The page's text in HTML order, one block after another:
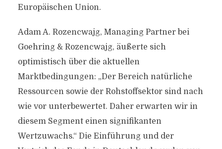
Europäischen Union.
Adam A. Rozencwajg, Managing Partner bei
Goehring & Rozencwajg, äußerte sich
optimistisch über die aktuellen
Marktbedingungen: „Der Bereich natürliche
Ressourcen sowie der Rohstoffsektor sind nach
wie vor unterbewertet. Daher erwarten wir in
diesem Segment einen signifikanten
Wertzuwachs.“ Die Einführung und der